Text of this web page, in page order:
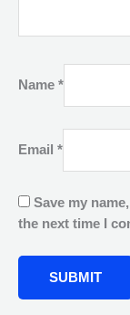
Name *
Email *
Save my
the next time I